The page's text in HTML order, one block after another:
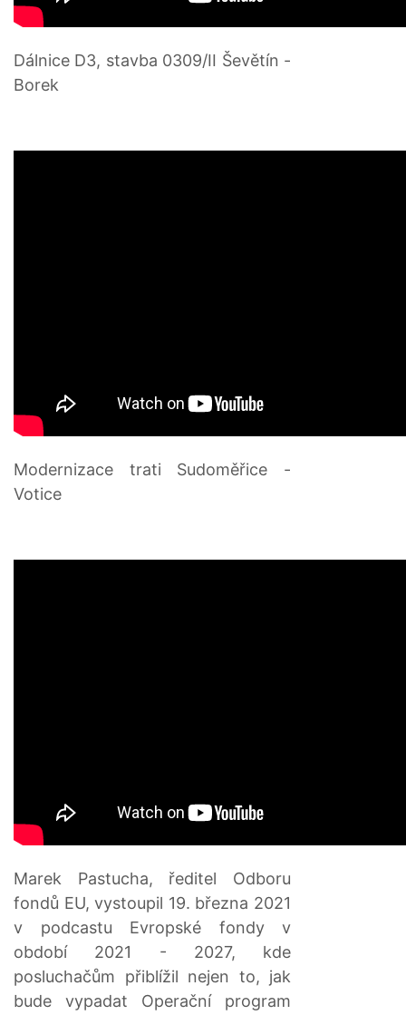
Dálnice D3, stavba 0309/II Ševětín -
Borek
Modernizace trati Sudoměřice -
Votice
Marek Pastucha, ředitel Odboru
fondů EU, vystoupil 19. března 2021
v podcastu Evropské fondy v
období 2021 - 2027, kde
posluchačům přiblížil nejen to, jak
bude vypadat Operační program